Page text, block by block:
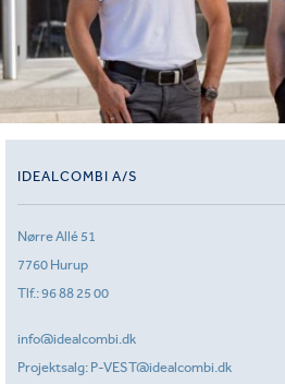
IDEALCOMBI A/S
Nørre Allé 51
7760 Hurup
Tlf.:96 88 25 00
info@idealcombi.dk
Projektsalg: P-VEST@idealcombi.dk